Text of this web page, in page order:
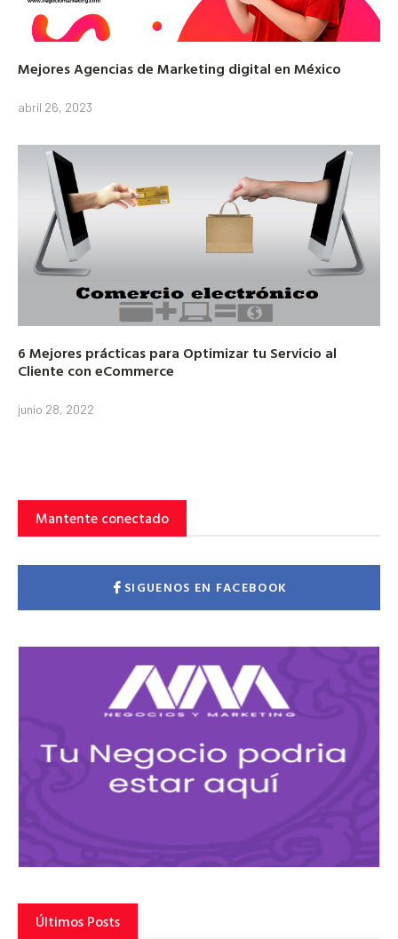
Mejores Agencias de Marketing digital en México
abril 26, 2023
6 Mejores prácticas para Optimizar tu Servicio al
Cliente con eCommerce
junio 28, 2022
Mantente conectado
SIGUENOS EN FACEBOOK
Últimos Posts